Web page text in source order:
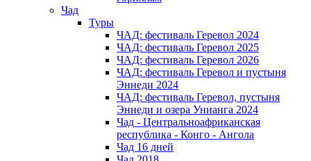
Чад
Туры
ЧАД: фестиваль Геревол 2024
ЧАД: фестиваль Геревол 2025
ЧАД: фестиваль Геревол 2026
ЧАД: фестиваль Геревол и пустыня
Эннеди 2024
ЧАД: фестиваль Геревол, пустыня
Эннеди и озера Унианга 2024
Чад - Центральноафриканская
республика - Конго - Ангола
Чад 16 дней